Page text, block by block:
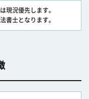
現況優先します。
書士となります。